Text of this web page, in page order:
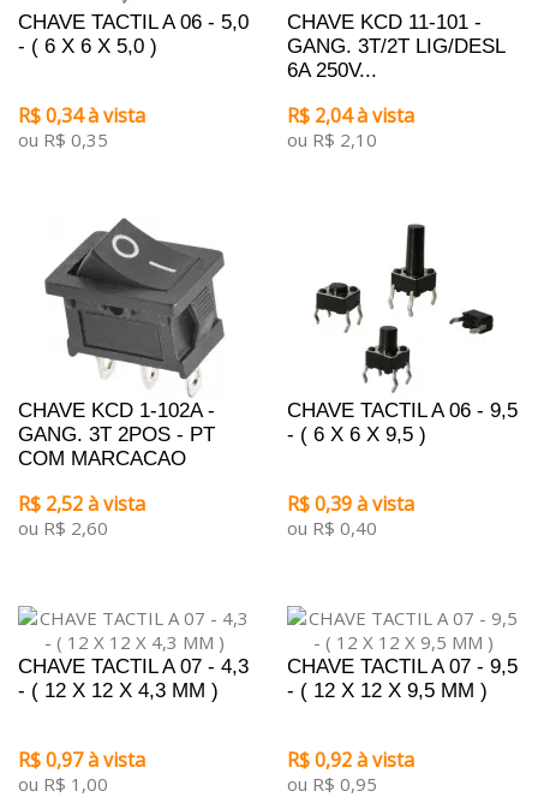
CHAVE TACTIL A 06 - 5,0
- ( 6 X 6 X 5,0 )
R$ 0,34 à vista
ou R$ 0,35
CHAVE KCD 11-101 -
GANG. 3T/2T LIG/DESL
6A 250V...
R$ 2,04 à vista
ou R$ 2,10
CHAVE KCD 1-102A -
GANG. 3T 2POS - PT
COM MARCACAO
R$ 2,52 à vista
ou R$ 2,60
CHAVE TACTIL A 06 - 9,5
- ( 6 X 6 X 9,5 )
R$ 0,39 à vista
ou R$ 0,40
CHAVE TACTIL A 07 - 4,3
- ( 12 X 12 X 4,3 MM )
R$ 0,97 à vista
ou R$ 1,00
CHAVE TACTIL A 07 - 9,5
- ( 12 X 12 X 9,5 MM )
R$ 0,92 à vista
ou R$ 0,95